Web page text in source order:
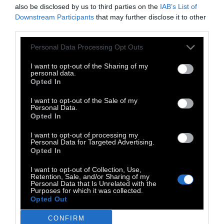
also be disclosed by us to third parties on the IAB’s List of
Downstream Participants that may further disclose it to other
Personal Data Processing Opt Outs
I want to opt-out of the Sharing of my
personal data.
Opted In
I want to opt-out of the Sale of my
Personal Data.
Opted In
I want to opt-out of processing my
Personal Data for Targeted Advertising.
Opted In
I want to opt-out of Collection, Use,
Retention, Sale, and/or Sharing of my
Personal Data that Is Unrelated with the
Purposes for which it was collected.
Opted Out
CONFIRM
«Proceedings of Royal Society B» της
βρετανικής Βασιλικής Εταιρείας επιστημών,
σύμφωνα με το BBC, τους «Τάιμς της Νέας
Υόρκης» και το «Science», ανέφεραν
ότι το
φυτό, ένα είδος Ποσειδωνίας (Posidonia
australis), μεγαλώνει όπως το γρασίδι
στην ξηρά με ρυθμό 15 έως 35 εκατοστών
ετησίως. Θεωρητικά μπορεί να συνεχιστεί
να μεγαλώνει ακόμη περισσότερο, αν το
περιβάλλον του δεν αλλάξει πολύ. Σήμερα το
μέσο βάθος στον Κόλπο των Καρχαριών είναι
Το φυτό, που παρέχει καταφύγιο σε μια
πληθώρα θαλάσσιων ειδών, όπως χελωνών,
δελφινιών, ψαριών, καβουριών κ.α.,